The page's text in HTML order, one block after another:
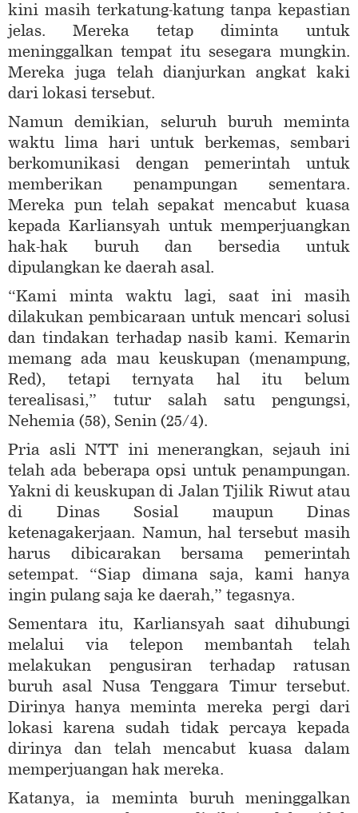
kini masih terkatung-katung tanpa kepastian
jelas. Mereka tetap diminta untuk
meninggalkan tempat itu sesegara mungkin.
Mereka juga telah dianjurkan angkat kaki
dari lokasi tersebut.
Namun demikian, seluruh buruh meminta
waktu lima hari untuk berkemas, sembari
berkomunikasi dengan pemerintah untuk
memberikan penampungan sementara.
Mereka pun telah sepakat mencabut kuasa
kepada Karliansyah untuk memperjuangkan
hak-hak buruh dan bersedia untuk
dipulangkan ke daerah asal.
“Kami minta waktu lagi, saat ini masih
dilakukan pembicaraan untuk mencari solusi
dan tindakan terhadap nasib kami. Kemarin
memang ada mau keuskupan (menampung,
Red), tetapi ternyata hal itu belum
terealisasi,” tutur salah satu pengungsi,
Nehemia (58), Senin (25/4).
Pria asli NTT ini menerangkan, sejauh ini
telah ada beberapa opsi untuk penampungan.
Yakni di keuskupan di Jalan Tjilik Riwut atau
di Dinas Sosial maupun Dinas
ketenagakerjaan. Namun, hal tersebut masih
harus dibicarakan bersama pemerintah
setempat. “Siap dimana saja, kami hanya
ingin pulang saja ke daerah,” tegasnya.
Sementara itu, Karliansyah saat dihubungi
melalui via telepon membantah telah
melakukan pengusiran terhadap ratusan
buruh asal Nusa Tenggara Timur tersebut.
Dirinya hanya meminta mereka pergi dari
lokasi karena sudah tidak percaya kepada
dirinya dan telah mencabut kuasa dalam
memperjuangan hak mereka.
Katanya, ia meminta buruh meninggalkan